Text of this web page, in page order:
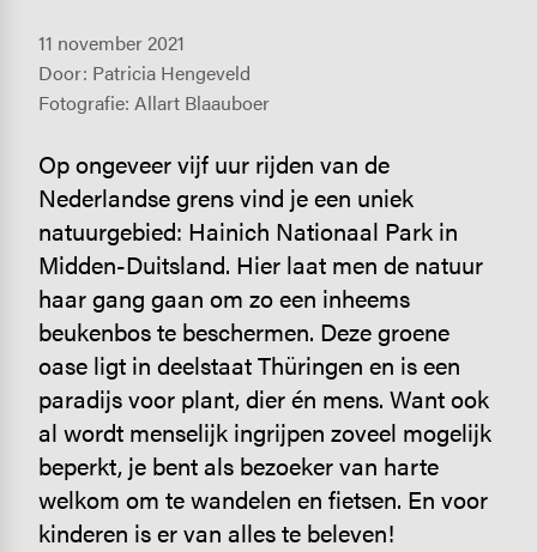
11 november 2021
Door: Patricia Hengeveld
Fotografie: Allart Blaauboer
Op ongeveer vijf uur rijden van de
Nederlandse grens vind je een uniek
natuurgebied: Hainich Nationaal Park in
Midden-Duitsland. Hier laat men de natuur
haar gang gaan om zo een inheems
beukenbos te beschermen. Deze groene
oase ligt in deelstaat Thüringen en is een
paradijs voor plant, dier én mens. Want ook
al wordt menselijk ingrijpen zoveel mogelijk
beperkt, je bent als bezoeker van harte
welkom om te wandelen en fietsen. En voor
kinderen is er van alles te beleven!